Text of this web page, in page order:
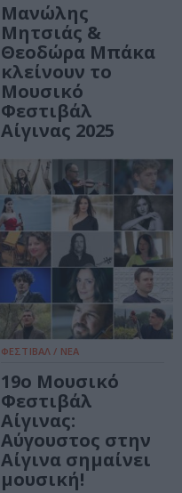
Μανώλης
Μητσιάς &
Θεοδώρα Μπάκα
κλείνουν το
Μουσικό
Φεστιβάλ
Αίγινας 2025
ΦΕΣΤΙΒΑΛ / ΝΕΑ
19ο Μουσικό
Φεστιβάλ
Αίγινας:
Αύγουστος στην
Αίγινα σημαίνει
μουσική!